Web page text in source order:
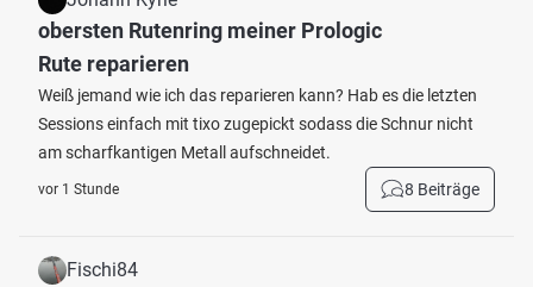
obersten Rutenring meiner Prologic
Rute reparieren
Weiß jemand wie ich das reparieren kann? Hab es die letzten
Sessions einfach mit tixo zugepickt sodass die Schnur nicht
am scharfkantigen Metall aufschneidet.
vor 1 Stunde 8 Beiträge
Fischi84